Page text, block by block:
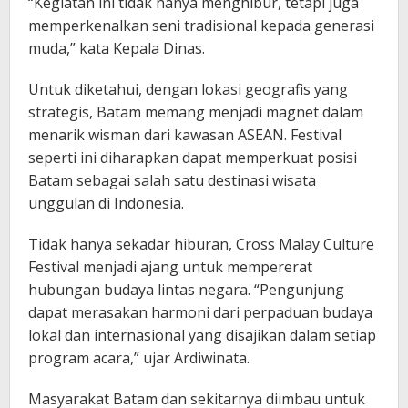
memperkenalkan seni tradisional kepada generasi
muda,” kata Kepala Dinas.
Untuk diketahui, dengan lokasi geografis yang
strategis, Batam memang menjadi magnet dalam
menarik wisman dari kawasan ASEAN. Festival
seperti ini diharapkan dapat memperkuat posisi
Batam sebagai salah satu destinasi wisata
unggulan di Indonesia.
Tidak hanya sekadar hiburan, Cross Malay Culture
Festival menjadi ajang untuk mempererat
hubungan budaya lintas negara. “Pengunjung
dapat merasakan harmoni dari perpaduan budaya
lokal dan internasional yang disajikan dalam setiap
program acara,” ujar Ardiwinata.
Masyarakat Batam dan sekitarnya diimbau untuk